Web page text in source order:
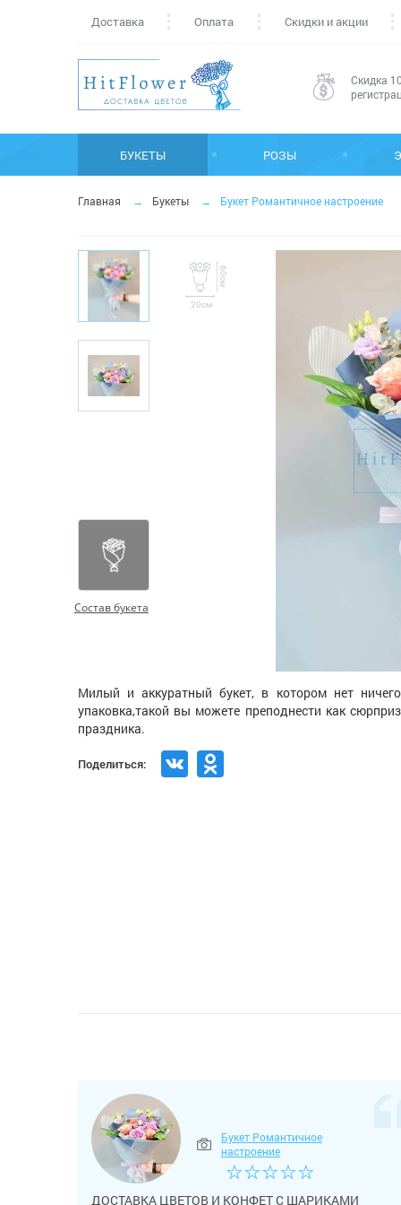
Доставка Оплата Скидки и акции
Скидка
БУКЕТЫ РОЗЫ
Главная Букеты Букет Романтичное настроение
Состав букета
20см
60см
Милый и аккуратный букет, в котором нет
упаковка,такой вы можете преподнести как
праздника.
Поделиться:
Букет Романтичное
настроение
☆☆☆☆☆
ДОСТАВКА ЦВЕТОВ И КОНФЕТ С ШАРИКАМИ